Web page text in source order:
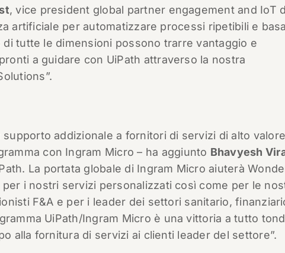
, vice president global partner engagement and IoT
artificiale per automatizzare processi ripetibili e
tutte le dimensioni possono trarre vantaggio e
a guidare con UiPath attraverso la nostra
addizionale a fornitori di servizi di alto valore
con Ingram Micro – ha aggiunto Bhavyesh
La portata globale di Ingram Micro aiuterà
i nostri servizi personalizzati così come per le
F&A e per i leader dei settori sanitario,
UiPath/Ingram Micro è una vittoria a tutto
alla fornitura di servizi ai clienti leader del settore”.